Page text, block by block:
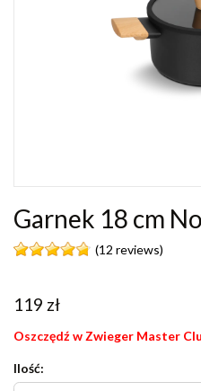
Garnek 18 cm
(12 reviews)
119 zł
Oszczędź w Zwieger Master
Ilość: